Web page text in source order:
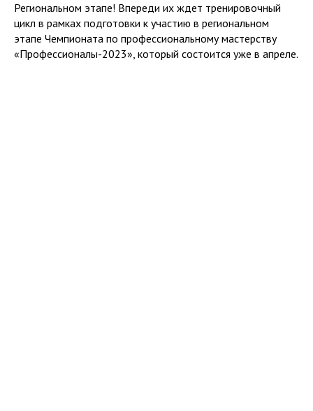
Региональном этапе! Впереди их ждет тренировочный
цикл в рамках подготовки к участию в региональном
этапе Чемпионата по профессиональному мастерству
«Профессионалы-2023», который состоится уже в апреле.